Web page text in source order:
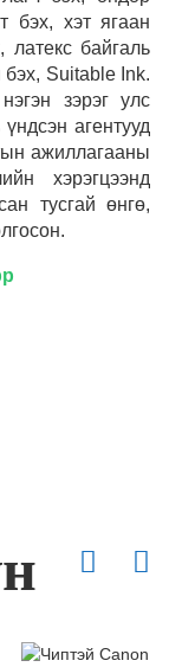
бэх, хэт ягаан
латекс байгаль
Suitable Ink.
зэрэг улс
агентууд
ажиллагааны
хэрэгцээнд
тусгай өнгө,